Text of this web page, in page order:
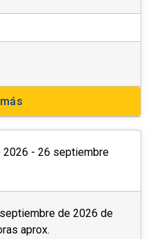
- 26 septiembre
de 2026 de
aprox.